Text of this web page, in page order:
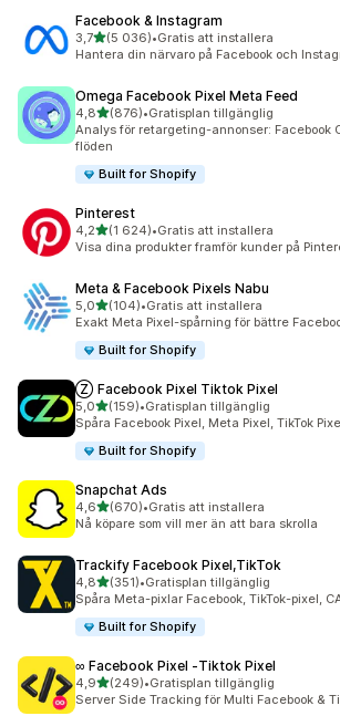
Facebook & Instagram
3,7av 5 stjärnor
(5 036)
5036 recensioner totalt
•Gratis att installera
Hantera din närvaro på Facebook och
Omega Facebook Pixel Meta Feed
4,8av 5 stjärnor
(876)
876 recensioner totalt
•Gratisplan tillgänglig
Analys för retargeting-annonser: Facebook
flöden
Built for Shopify
Pinterest
4,2av 5 stjärnor
(1 624)
1624 recensioner totalt
•Gratis att installera
Visa dina produkter framför kunder på
Meta & Facebook Pixels Nabu
5,0av 5 stjärnor
(104)
104 recensioner totalt
•Gratis att installera
Exakt Meta Pixel-spårning för bättre
Built for Shopify
Ⓩ Facebook Pixel Tiktok Pixel
5,0av 5 stjärnor
(159)
159 recensioner totalt
•Gratisplan tillgänglig
Spåra Facebook Pixel, Meta Pixel, TikTok
Built for Shopify
Snapchat Ads
4,6av 5 stjärnor
(670)
670 recensioner totalt
•Gratis att installera
Nå köpare som vill mer än att bara skrolla
Trackify Facebook Pixel,TikTok
4,8av 5 stjärnor
(351)
351 recensioner totalt
•Gratisplan tillgänglig
Spåra Meta-pixlar Facebook, TikTok-pixel,
Built for Shopify
∞ Facebook Pixel ‑Tiktok Pixel
4,9av 5 stjärnor
(249)
249 recensioner totalt
•Gratisplan tillgänglig
Server Side Tracking för Multi Facebook &